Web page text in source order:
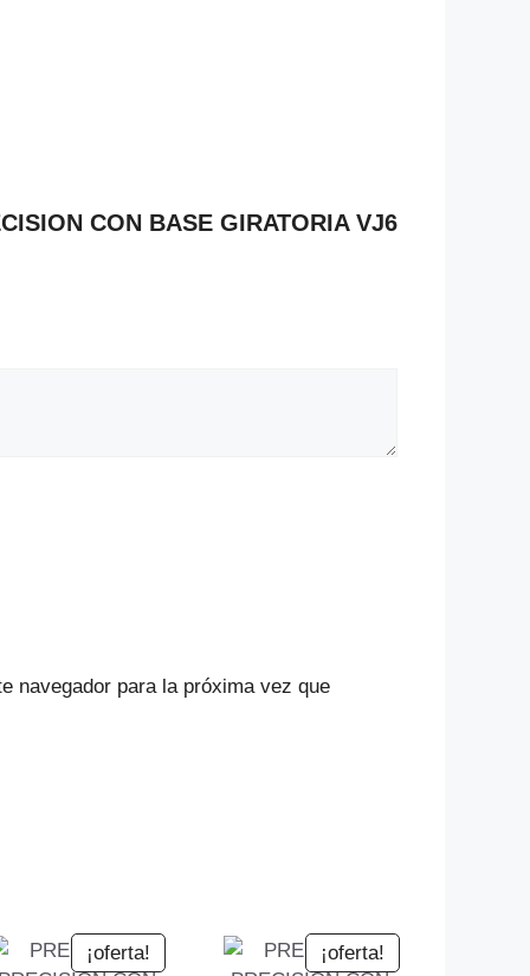
CON BASE GIRATORIA VJ6
navegador para la próxima vez que
¡oferta! ¡oferta!